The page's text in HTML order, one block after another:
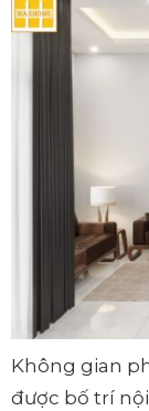
Không gian
được bố trí